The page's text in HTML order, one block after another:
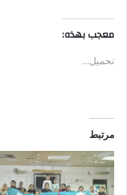
معجب بهذه:
تحميل...
مرتبط